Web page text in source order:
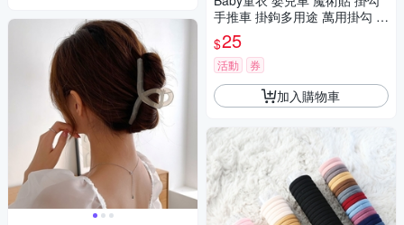
手推車 掛鉤多用途 萬用掛勾 8
8138
$25
活動 券
加入購物車